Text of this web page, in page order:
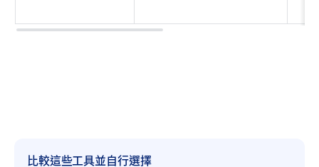
比較這些工具並自行選擇